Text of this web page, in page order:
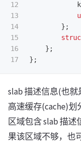
12
13
14
15
16
};
};
};
slab 描述信息(也
高速缓存(cache)划
区域包含 slab 描
果该区域不够，也